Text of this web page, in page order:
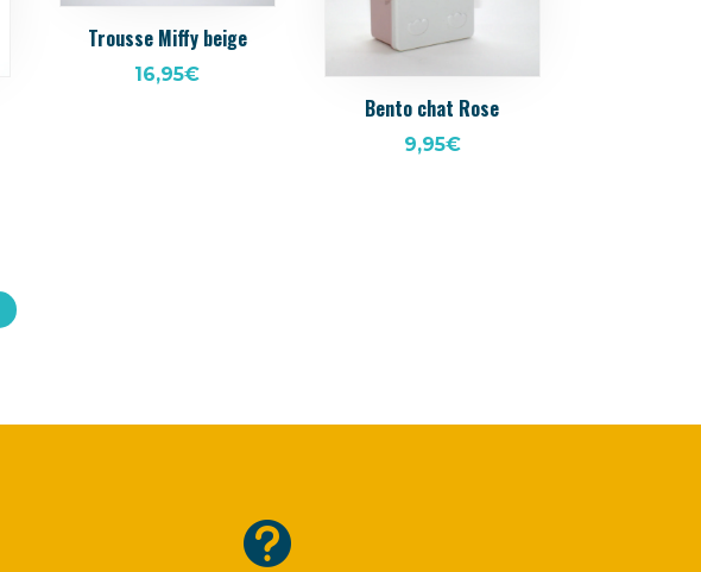
Trousse Miffy beige
16,95€
Bento chat Rose
9,95€
